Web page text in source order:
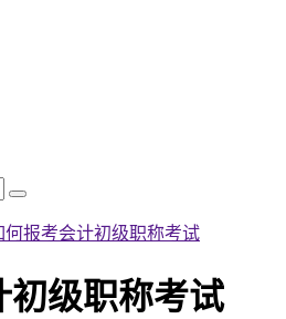
何报考会计初级职称考试
初级职称考试